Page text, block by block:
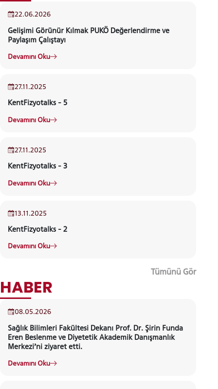
INTERNATIONAL
KENT TALKS
ETKİNLİK
22.06.2026
Gelişimi Görünür Kılmak PUKÖ Değerlendirme ve
Paylaşım Çalıştayı
Devamını Oku
27.11.2025
KentFizyotalks - 5
Devamını Oku
27.11.2025
KentFizyotalks - 3
Devamını Oku
13.11.2025
KentFizyotalks - 2
Devamını Oku
Tümünü Gör
08.05.2026
Sağlık Bilimleri Fakültesi Dekanı Prof. Dr. Şirin Funda
Eren Beslenme ve Diyetetik Akademik Danışmanlık
Merkezi’ni ziyaret etti.
Devamını Oku